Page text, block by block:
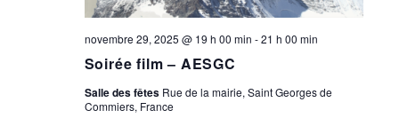
Soirée film – AESGC
novembre 29, 2025 @ 19 h 00 min -21 h 00 min
Salle des fêtes Rue de la mairie, Saint Georges de
Commiers, France